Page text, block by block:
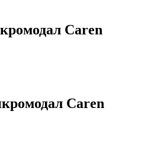
Caren
Caren